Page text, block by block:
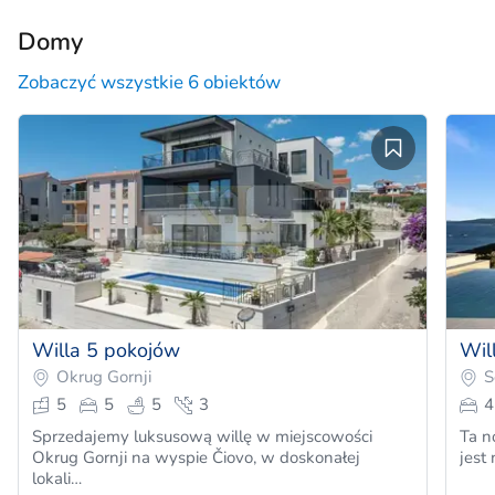
Domy
Zobaczyć wszystkie 6 obiektów
Willa 5 pokojów
Okrug Gornji
5
5 5
3
Sprzedajemy luksusową willę w miejscowości
Okrug Gornji na wyspie Čiovo, w doskonałej
lokali…
4
Ta
jest